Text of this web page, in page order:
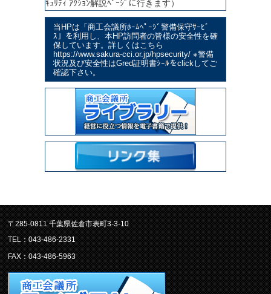
ｷｭﾘﾃｨ ｱｸｼｮﾝ解説ﾍﾟｰｼﾞに行きます）
当HPは「商工会議所ﾎｰﾑﾍﾟｰｼﾞ警備保守ｻｰﾋﾞ
ｽ」を利用し、本HP訪問者の皆様の安全性を確
保しています。詳しくはこちら
https://www.sakura-cci.or.jp/hpsecurity/ ※警備
状況及び安全性はGred証明書ｼｰﾙをclickしてご
確認下さい。
〒285-0811 千葉県佐倉市表町3-3-10
TEL：043-486-2331
FAX：043-486-5963